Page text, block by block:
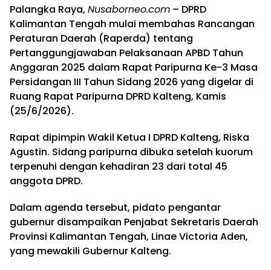
Palangka Raya, Nusaborneo.com – DPRD
Kalimantan Tengah mulai membahas Rancangan
Peraturan Daerah (Raperda) tentang
Pertanggungjawaban Pelaksanaan APBD Tahun
Anggaran 2025 dalam Rapat Paripurna Ke-3 Masa
Persidangan III Tahun Sidang 2026 yang digelar di
Ruang Rapat Paripurna DPRD Kalteng, Kamis
(25/6/2026).
Rapat dipimpin Wakil Ketua I DPRD Kalteng, Riska
Agustin. Sidang paripurna dibuka setelah kuorum
terpenuhi dengan kehadiran 23 dari total 45
anggota DPRD.
Dalam agenda tersebut, pidato pengantar
gubernur disampaikan Penjabat Sekretaris Daerah
Provinsi Kalimantan Tengah, Linae Victoria Aden,
yang mewakili Gubernur Kalteng.